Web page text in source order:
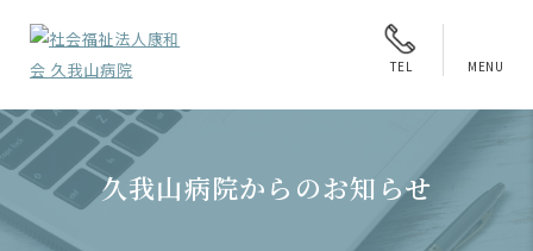
TEL MENU
久我山病院からのお知らせ